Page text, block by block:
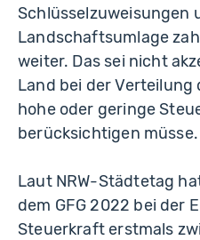
Schlüsselzuweisungen
Landschaftsumlage
weiter. Das sei nicht
Land bei der Verteilung
hohe oder geringe
berücksichtigen müsse.
Laut NRW-Städtetag
dem GFG 2022 bei der
Steuerkraft erstmals